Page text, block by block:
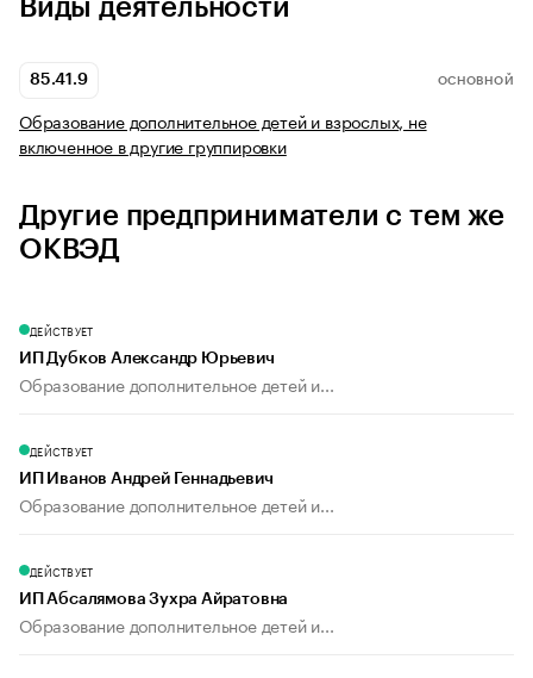
Виды деятельности
85.41.9 ОСНОВНОЙ
Образование дополнительное детей и взрослых, не
включенное в другие группировки
Другие предприниматели с тем же
ОКВЭД
ДЕЙСТВУЕТ
ИП Дубков Александр Юрьевич
Образование дополнительное детей и...
ДЕЙСТВУЕТ
ИП Иванов Андрей Геннадьевич
Образование дополнительное детей и...
ДЕЙСТВУЕТ
ИП Абсалямова Зухра Айратовна
Образование дополнительное детей и...